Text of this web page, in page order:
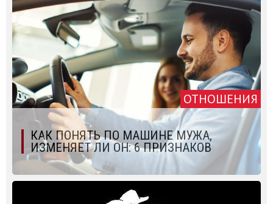
ОТНОШЕНИЯ
КАК ПОНЯТЬ ПО МАШИНЕ МУЖА,
ИЗМЕНЯЕТ ЛИ ОН: 6 ПРИЗНАКОВ